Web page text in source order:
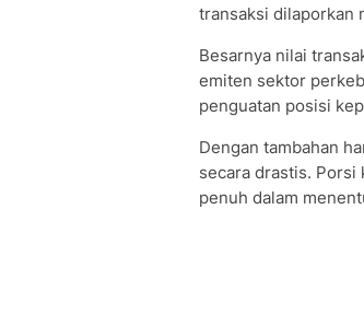
transaksi dilaporkan
Besarnya nilai
emiten sektor
penguatan posisi
Dengan tambahan
secara drastis. Porsi
penuh dalam